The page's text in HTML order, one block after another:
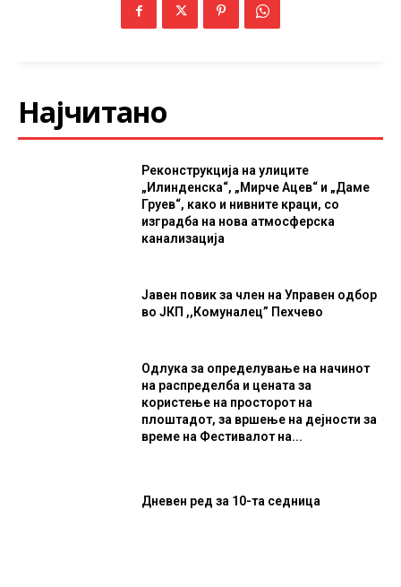
Најчитано
Реконструкција на улиците
„Илинденска“, „Мирче Ацев“ и „Даме
Груев“, како и нивните краци, со
изградба на нова атмосферска
канализација
Јавен повик за член на Управен одбор
во ЈКП ,,Комуналец” Пехчево
Одлука за определување на начинот
на распределба и цената за
користење на просторот на
плоштадот, за вршење на дејности за
време на Фестивалот на...
Дневен ред за 10-та седница